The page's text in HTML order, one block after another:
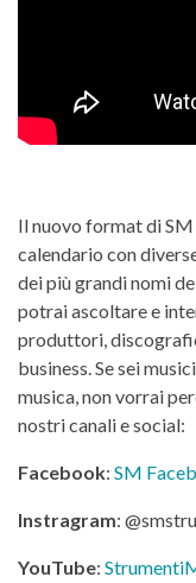
Il nuovo format di
calendario con
dei più grandi nomi
potrai ascoltare e
produttori,
business. Se sei
musica, non vorrai
nostri canali e social:
Facebook: SM
Instragram:
YouTube: